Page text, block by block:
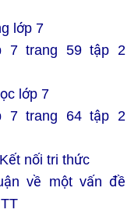
lớp 7
7 trang 59 tập 2
lớp 7
7 trang 64 tập 2
nối tri thức
về một vấn đề